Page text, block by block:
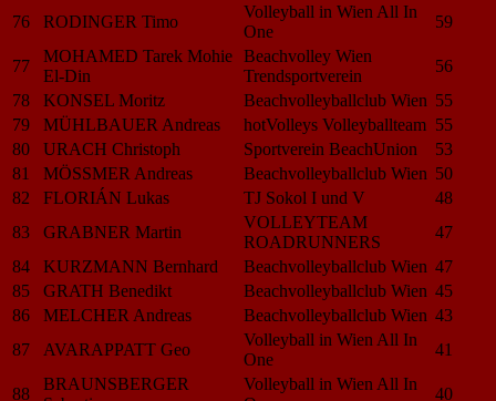
76
RODINGER Timo
Volleyball in Wien All In
One
59
77
MOHAMED Tarek Mohie
El-Din
Beachvolley Wien
Trendsportverein
56
78
KONSEL Moritz Beachvolleyballclub Wien 55
79
MÜHLBAUER Andreas hotVolleys Volleyballteam 55
80
URACH Christoph Sportverein BeachUnion
53
81
MÖSSMER Andreas Beachvolleyballclub Wien 50
82
FLORIÁN Lukas TJ Sokol I und V
48
83
GRABNER Martin
VOLLEYTEAM
ROADRUNNERS
47
84
KURZMANN Bernhard Beachvolleyballclub Wien 47
85
GRATH Benedikt Beachvolleyballclub Wien 45
86
MELCHER Andreas Beachvolleyballclub Wien 43
87
AVARAPPATT Geo
Volleyball in Wien All In
One
41
88
BRAUNSBERGER
Volleyball in Wien All In
40